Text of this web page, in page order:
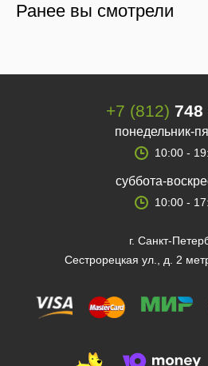
Ранее вы смотрели
+7 (812) 748
понедельник-
10:00 -
суббота-
10:00 -
г. Санкт-
Сестрорецкая ул., д. 2